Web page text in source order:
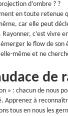
d’ombre ? ?
en toute retenue
car elle peut
c’est vivre
le flow de son
même et ne
de
: chacun de nous
à
tous en nous les